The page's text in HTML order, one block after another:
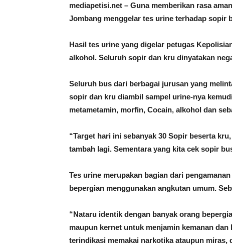
mediapetisi.net – Guna memberikan rasa
Jombang menggelar tes urine terhadap sopir
Hasil tes urine yang digelar petugas
alkohol. Seluruh sopir dan kru dinyatakan
Seluruh bus dari berbagai jurusan yang
sopir dan kru diambil sampel urine-nya
metametamin, morfin, Cocain, alkohol dan
“Target hari ini sebanyak 30 Sopir beserta
tambah lagi. Sementara yang kita cek sopir
Tes urine merupakan bagian dari
bepergian menggunakan angkutan umum.
“Nataru identik dengan banyak orang
maupun kernet untuk menjamin kemanan
terindikasi memakai narkotika ataupun miras,